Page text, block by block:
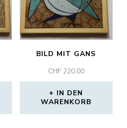
BILD MIT GANS
CHF220.00
IN DEN
WARENKORB